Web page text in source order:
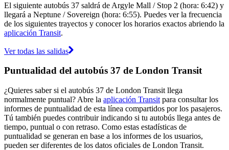
El siguiente autobús 37 saldrá de Argyle Mall / Stop 2 (hora: 6:42) y
llegará a Neptune / Sovereign (hora: 6:55). Puedes ver la frecuencia
de los siguientes trayectos y conocer los horarios exactos abriendo la
aplicación Transit.
Ver todas las salidas
Puntualidad del autobús 37 de London Transit
¿Quieres saber si el autobús 37 de London Transit llega
normalmente puntual? Abre la aplicación Transit para consultar los
informes de puntualidad de esta línea compartidos por los pasajeros.
Tú también puedes contribuir indicando si tu autobús llega antes de
tiempo, puntual o con retraso. Como estas estadísticas de
puntualidad se generan en base a los informes de los usuarios,
pueden ser diferentes de los datos oficiales de London Transit.